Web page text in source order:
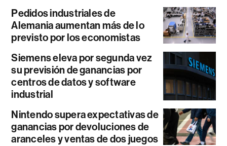
Pedidos industriales de
Alemania aumentan más de lo
previsto por los economistas
Siemens eleva por segunda vez
su previsión de ganancias por
centros de datos y software
industrial
Nintendo supera expectativas de
ganancias por devoluciones de
aranceles y ventas de dos juegos